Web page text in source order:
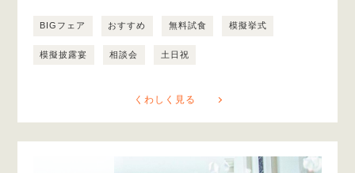
BIGフェア おすすめ 無料試食 模擬挙式
模擬披露宴 相談会 土日祝
くわしく見る